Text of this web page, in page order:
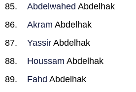
Abdelwahed Abdelhak
Akram Abdelhak
Yassir Abdelhak
Houssam Abdelhak
Fahd Abdelhak